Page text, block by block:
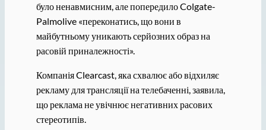
було ненавмисним, але попередило Colgate-
Palmolive «переконатись, що вони в
майбутньому уникають серйозних образ на
расовій приналежності».
Компанія Clearcast, яка схвалює або відхиляє
рекламу для трансляції на телебаченні, заявила,
що реклама не увічнює негативних расових
стереотипів.